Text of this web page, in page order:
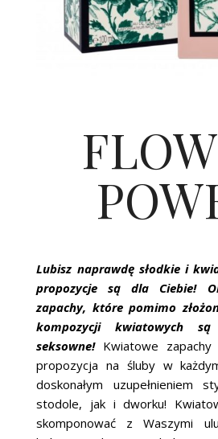
Lubisz naprawdę słodkie i
propozycje są dla Ciebie!
zapachy, które pomimo
kompozycji kwiatowych
seksowne! Kwiatowe
propozycja na śluby w
doskonałym uzupełnieniem
stodole, jak i dworku!
skomponować z Waszymi